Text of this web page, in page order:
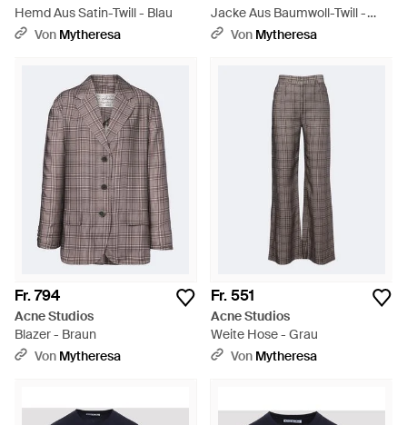
Hemd Aus Satin-Twill - Blau
Von Mytheresa
Jacke Aus Baumwoll-Twill -
Schwarz
Von Mytheresa
Fr. 794
Acne Studios
Blazer - Braun
Von Mytheresa
Fr. 551
Acne Studios
Weite Hose - Grau
Von Mytheresa